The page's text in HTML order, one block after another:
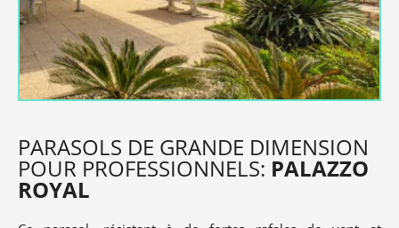
PARASOLS DE GRANDE DIMENSION
POUR PROFESSIONNELS: PALAZZO
ROYAL